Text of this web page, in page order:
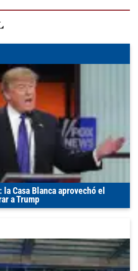
Casa Blanca aprovechó el
a Trump